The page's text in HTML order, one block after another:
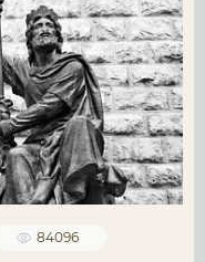
84096